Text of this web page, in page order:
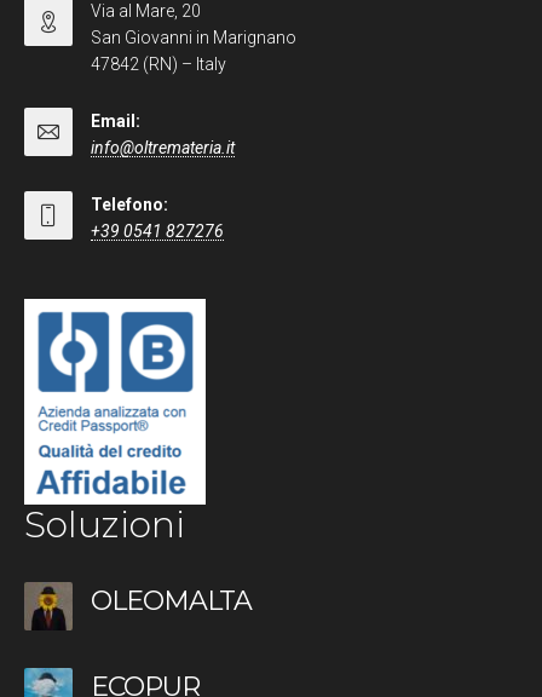
Via al Mare, 20
San Giovanni in Marignano
47842 (RN) – Italy
Email:
info@oltremateria.it
Telefono:
+39 0541 827276
Soluzioni
OLEOMALTA
ECOPUR